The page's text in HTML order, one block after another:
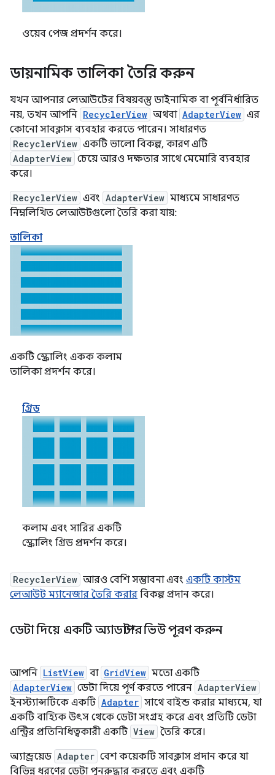
ওয়েব পেজ প্রদর্শন করে।
ডায়নামিক তালিকা তৈরি করুন
যখন আপনার লেআউটের বিষয়বস্তু ডাইনামিক বা পূর্বনির্ধারিত
নয়, তখন আপনি RecyclerView অথবা AdapterView এর
কোনো সাবক্লাস ব্যবহার করতে পারেন। সাধারণত
RecyclerView একটি ভালো বিকল্প, কারণ এটি
AdapterView চেয়ে আরও দক্ষতার সাথে মেমোরি ব্যবহার
করে।
RecyclerView এবং AdapterView মাধ্যমে সাধারণত
নিম্নলিখিত লেআউটগুলো তৈরি করা যায়:
তালিকা
একটি স্ক্রোলিং একক কলাম
তালিকা প্রদর্শন করে।
গ্রিড
কলাম এবং সারির একটি
স্ক্রোলিং গ্রিড প্রদর্শন করে।
RecyclerView আরও বেশি সম্ভাবনা এবং একটি কাস্টম
লেআউট ম্যানেজার তৈরি করার বিকল্প প্রদান করে।
ডেটা দিয়ে একটি অ্যাডাপ্টার ভিউ পূরণ করুন
আপনি ListView বা GridView মতো একটি
AdapterView ডেটা দিয়ে পূর্ণ করতে পারেন AdapterView
ইনস্ট্যান্সটিকে একটি Adapter সাথে বাইন্ড করার মাধ্যমে, যা
একটি বাহ্যিক উৎস থেকে ডেটা সংগ্রহ করে এবং প্রতিটি ডেটা
এন্ট্রির প্রতিনিধিত্বকারী একটি View তৈরি করে।
অ্যান্ড্রয়েড Adapter বেশ কয়েকটি সাবক্লাস প্রদান করে যা
বিভিন্ন ধরণের ডেটা পুনরুদ্ধার করতে এবং একটি